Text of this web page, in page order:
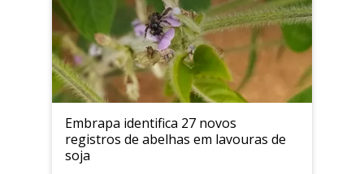
Embrapa identifica 27 novos
registros de abelhas em lavouras de
soja